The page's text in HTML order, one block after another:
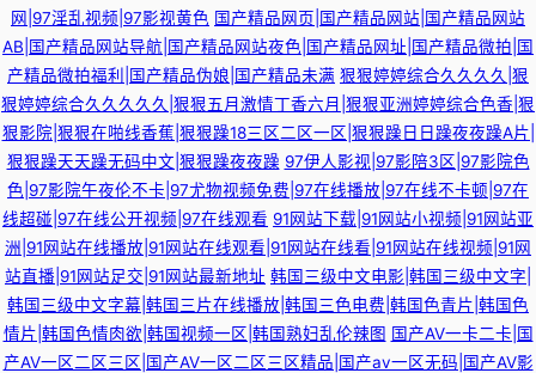
网|97淫乱视频|97影视黄色 国产精品网页|国产精品网站|国产精品网站
AB|国产精品网站导航|国产精品网站夜色|国产精品网址|国产精品微拍|国
产精品微拍福利|国产精品伪娘|国产精品未满 狠狠婷婷综合久久久久|狠
狠婷婷综合久久久久久|狠狠五月激情丁香六月|狠狠亚洲婷婷综合色香|狠
狠影院|狠狠在啪线香蕉|狠狠躁18三区二区一区|狠狠躁日日躁夜夜躁A片|
狠狠躁天天躁无码中文|狠狠躁夜夜躁 97伊人影视|97影陪3区|97影院色
色|97影院午夜伦不卡|97尤物视频免费|97在线播放|97在线不卡顿|97在
线超碰|97在线公开视频|97在线观看 91网站下载|91网站小视频|91网站亚
洲|91网站在线播放|91网站在线观看|91网站在线看|91网站在线视频|91网
站直播|91网站足交|91网站最新地址 韩国三级中文电影|韩国三级中文字|
韩国三级中文字幕|韩国三片在线播放|韩国三色电费|韩国色青片|韩国色
情片|韩国色情肉欲|韩国视频一区|韩国熟妇乱伦辣图 国产AV一卡二卡|国
产AV一区二区三区|国产AV一区二区三区精品|国产av一区无码|国产AV影